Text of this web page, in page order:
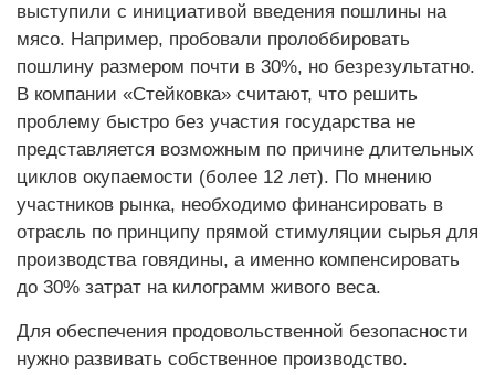
выступили с инициативой введения пошлины на
мясо. Например, пробовали пролоббировать
пошлину размером почти в 30%, но безрезультатно.
В компании «Стейковка» считают, что решить
проблему быстро без участия государства не
представляется возможным по причине длительных
циклов окупаемости (более 12 лет). По мнению
участников рынка, необходимо финансировать в
отрасль по принципу прямой стимуляции сырья для
производства говядины, а именно компенсировать
до 30% затрат на килограмм живого веса.
Для обеспечения продовольственной безопасности
нужно развивать собственное производство.